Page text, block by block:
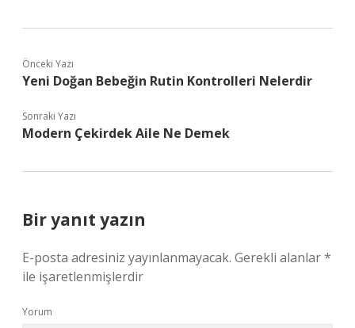
Önceki Yazı
Yeni Doğan Bebeğin Rutin Kontrolleri Nelerdir
Sonraki Yazı
Modern Çekirdek Aile Ne Demek
Bir yanıt yazın
E-posta adresiniz yayınlanmayacak. Gerekli alanlar*
ile işaretlenmişlerdir
Yorum